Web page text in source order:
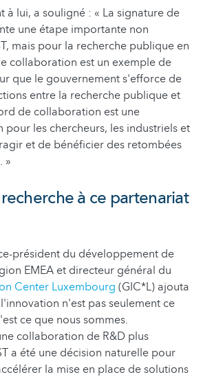
à lui, a souligné : « La signature de
une étape importante non
mais pour la recherche publique en
collaboration est un exemple de
que le gouvernement s'efforce de
entre la recherche publique et
de collaboration est une
pour les chercheurs, les industriels et
et de bénéficier des retombées
»
à ce partenariat
président du développement de
EMEA et directeur général du
Center Luxembourg (GIC*L) ajouta
n'est pas seulement ce
ce que nous sommes.
collaboration de R&D plus
a été une décision naturelle pour
la mise en place de solutions